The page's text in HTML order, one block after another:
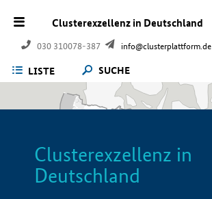
Clusterexzellenz in Deutschland
030 310078-387 info@clusterplattform.de
LISTE SUCHE
Clusterexzellenz in
Deutschland